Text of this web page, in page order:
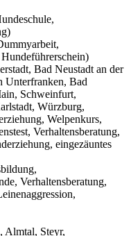
Bad Neustadt an der
Unterfranken, Bad
Schweinfurt,
Würzburg,
Welpenkurs,
Verhaltensberatung,
eingezäuntes
Verhaltensberatung,
Almtal, Steyr,